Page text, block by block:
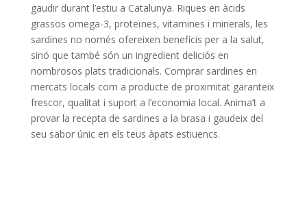
gaudir durant l’estiu a Catalunya. Riques en àcids
grassos omega-3, proteïnes, vitamines i minerals, les
sardines no només ofereixen beneficis per a la salut,
sinó que també són un ingredient deliciós en
nombrosos plats tradicionals. Comprar sardines en
mercats locals com a producte de proximitat garanteix
frescor, qualitat i suport a l’economia local. Anima’t a
provar la recepta de sardines a la brasa i gaudeix del
seu sabor únic en els teus àpats estiuencs.